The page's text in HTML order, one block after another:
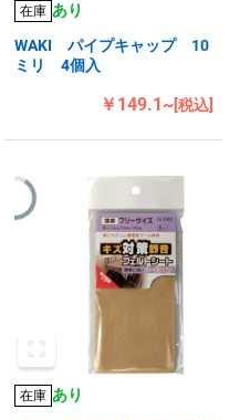
在庫 あり
WAKI パイプキャップ 10
ミリ 4個入
￥149.1~[税込]
在庫 あり